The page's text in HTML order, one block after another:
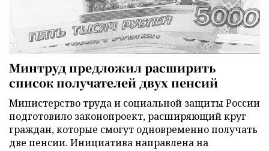
Минтруд предложил расширить
список получателей двух пенсий
Министерство труда и социальной защиты России
подготовило законопроект, расширяющий круг
граждан, которые смогут одновременно получать
две пенсии. Инициатива направлена на